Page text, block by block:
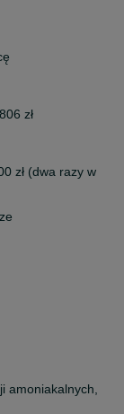
zł
zł (dwa razy w
amoniakalnych,